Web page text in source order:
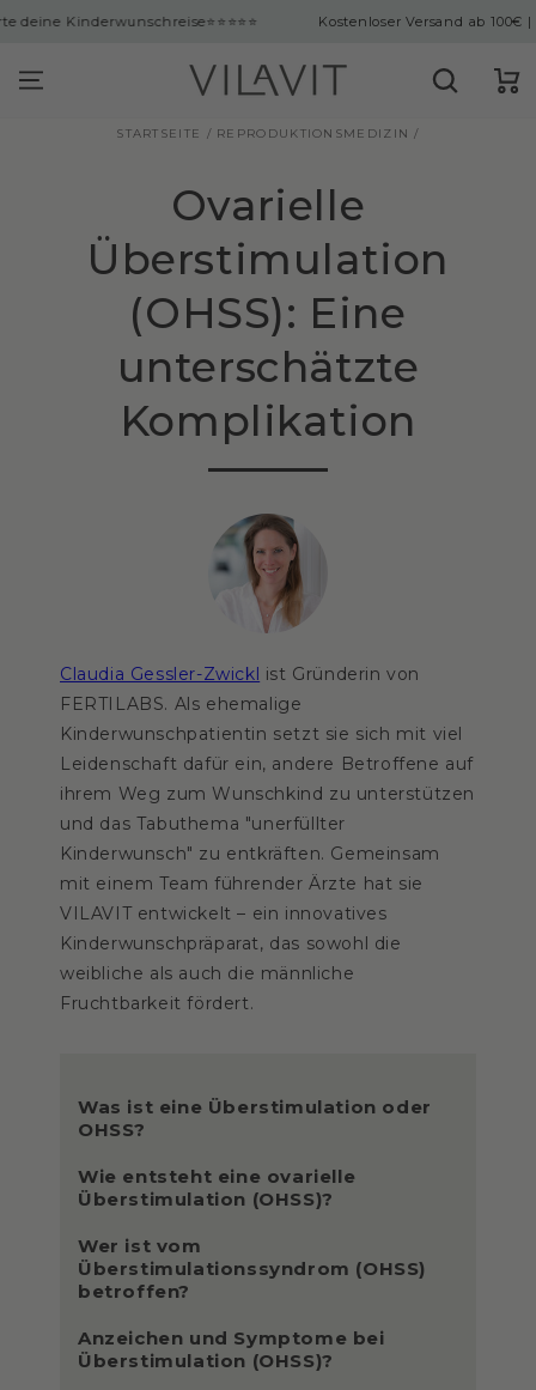
⭐⭐⭐⭐⭐ Kostenloser Versand ab 100€ | Über
STARTSEITE / REPRODUKTIONSMEDIZIN /
Ovarielle
Überstimulation
(OHSS): Eine
unterschätzte
Komplikation
Claudia Gessler-Zwickl ist Gründerin von
FERTILABS. Als ehemalige
Kinderwunschpatientin setzt sie sich mit viel
Leidenschaft dafür ein, andere Betroffene auf
ihrem Weg zum Wunschkind zu unterstützen
und das Tabuthema "unerfüllter
Kinderwunsch" zu entkräften. Gemeinsam
mit einem Team führender Ärzte hat sie
VILAVIT entwickelt – ein innovatives
Kinderwunschpräparat, das sowohl die
weibliche als auch die männliche
Fruchtbarkeit fördert.
Was ist eine Überstimulation oder
OHSS?
Wie entsteht eine ovarielle
Überstimulation (OHSS)?
Wer ist vom
Überstimulationssyndrom (OHSS)
betroffen?
Anzeichen und Symptome bei
Überstimulation (OHSS)?